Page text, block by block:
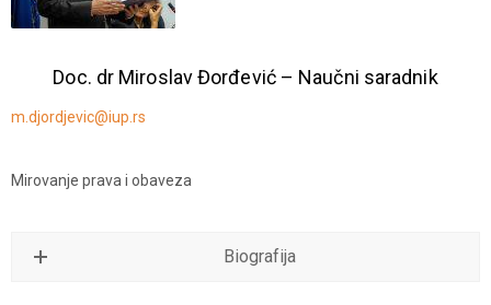
Doc. dr Miroslav Đorđević – Naučni saradnik
m.djordjevic@iup.rs
Mirovanje prava i obaveza
Biografija